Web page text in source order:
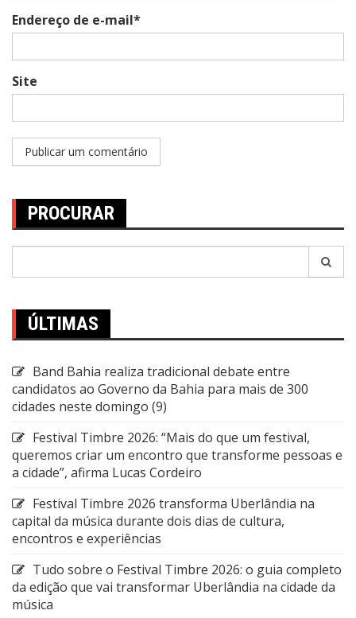
Endereço de e-mail*
Site
PROCURAR
ÚLTIMAS
Band Bahia realiza tradicional debate entre
candidatos ao Governo da Bahia para mais de 300
cidades neste domingo (9)
Festival Timbre 2026: “Mais do que um festival,
queremos criar um encontro que transforme pessoas e
a cidade”, afirma Lucas Cordeiro
Festival Timbre 2026 transforma Uberlândia na
capital da música durante dois dias de cultura,
encontros e experiências
Tudo sobre o Festival Timbre 2026: o guia completo
da edição que vai transformar Uberlândia na cidade da
música